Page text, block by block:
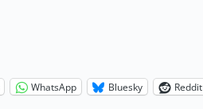
WhatsApp Bluesky Reddit